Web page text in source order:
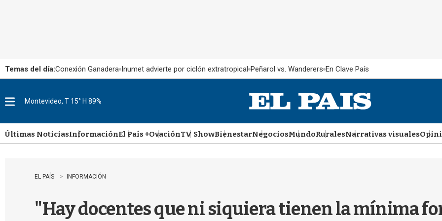
Temas del día:Conexión Ganadera Inumet advierte por ciclón extratropical Peñarol vs. Wanderers En Clave País
u
Montevideo, T 15° H 89%
Últimas NoticiasInformaciónEl País +OvaciónTV ShowBienestarNegociosMundoRuralesNarrativas visuales
EL PAÍS INFORMACIÓN
"Hay docentes que ni siquiera tienen la mínima